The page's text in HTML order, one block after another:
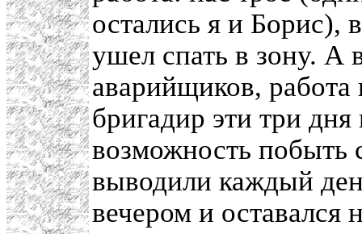
остались я и Борис),
ушел спать в зону. А
аварийщиков,
бригадир эти три
возможность побыть
выводили каждый
вечером и